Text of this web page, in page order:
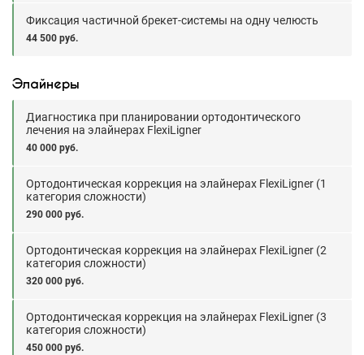
Фиксация частичной брекет-системы на одну челюсть
44 500 руб.
Элайнеры
Диагностика при планировании ортодонтического
лечения на элайнерах FlexiLigner
40 000 руб.
Ортодонтическая коррекция на элайнерах FlexiLigner (1
категория сложности)
290 000 руб.
Ортодонтическая коррекция на элайнерах FlexiLigner (2
категория сложности)
320 000 руб.
Ортодонтическая коррекция на элайнерах FlexiLigner (3
категория сложности)
450 000 руб.